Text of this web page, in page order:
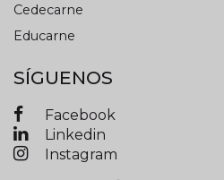
Cedecarne
Educarne
SÍGUENOS
Facebook
Linkedin
Instagram